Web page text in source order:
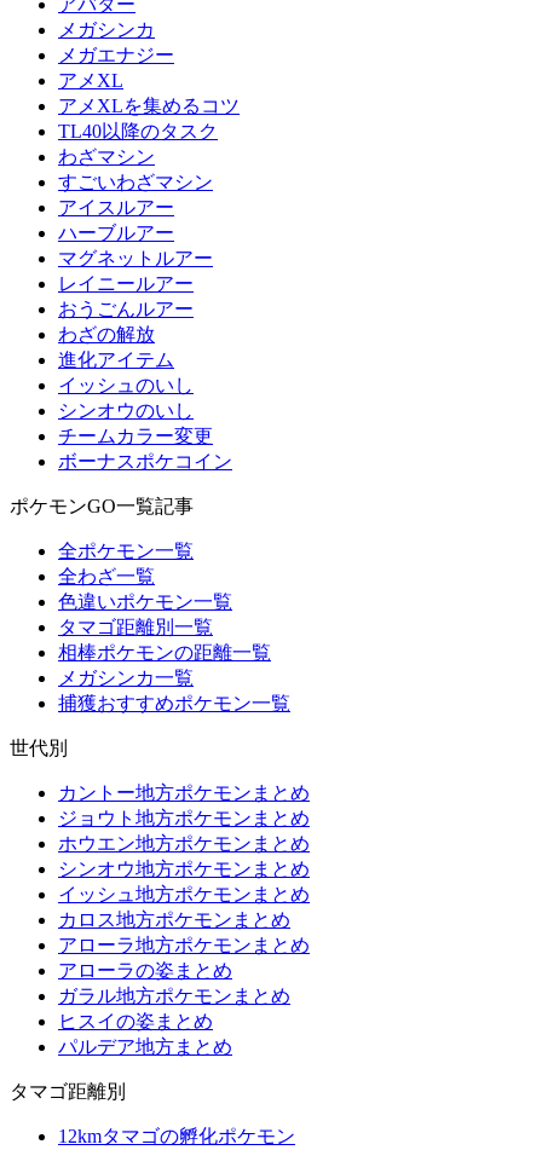
アバター
メガシンカ
メガエナジー
アメXL
アメXLを集めるコツ
TL40以降のタスク
わざマシン
すごいわざマシン
アイスルアー
ハーブルアー
マグネットルアー
レイニールアー
おうごんルアー
わざの解放
進化アイテム
イッシュのいし
シンオウのいし
チームカラー変更
ボーナスポケコイン
ポケモンGO一覧記事
全ポケモン一覧
全わざ一覧
色違いポケモン一覧
タマゴ距離別一覧
相棒ポケモンの距離一覧
メガシンカ一覧
捕獲おすすめポケモン一覧
世代別
カントー地方ポケモンまとめ
ジョウト地方ポケモンまとめ
ホウエン地方ポケモンまとめ
シンオウ地方ポケモンまとめ
イッシュ地方ポケモンまとめ
カロス地方ポケモンまとめ
アローラ地方ポケモンまとめ
アローラの姿まとめ
ガラル地方ポケモンまとめ
ヒスイの姿まとめ
パルデア地方まとめ
タマゴ距離別
12kmタマゴの孵化ポケモン